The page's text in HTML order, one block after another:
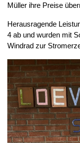
Müller ihre Preise
Herausragende
4 ab und wurden mit
Windrad zur